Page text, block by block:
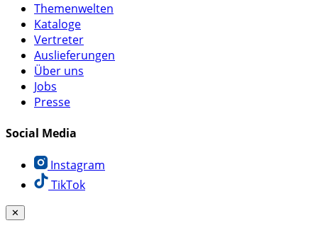
Themenwelten
Kataloge
Vertreter
Auslieferungen
Über uns
Jobs
Presse
Social Media
Instagram
TikTok
✕